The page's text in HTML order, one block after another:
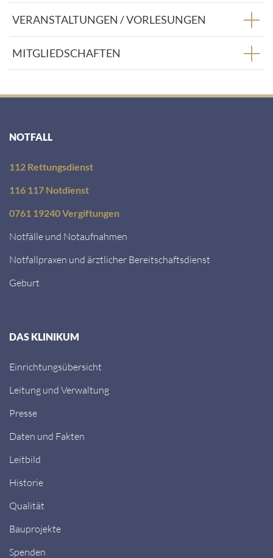
VERANSTALTUNGEN / VORLESUNGEN
MITGLIEDSCHAFTEN
NOTFALL
112 Rettungsdienst
116 117 Notdienst
0761 19240 Vergiftungen
Notfälle und Notaufnahmen
Notfallpraxen und ärztlicher Bereitschaftsdienst
Geburt
DAS KLINIKUM
Einrichtungsübersicht
Leitung und Verwaltung
Presse
Daten und Fakten
Leitbild
Historie
Qualität
Bauprojekte
Spenden